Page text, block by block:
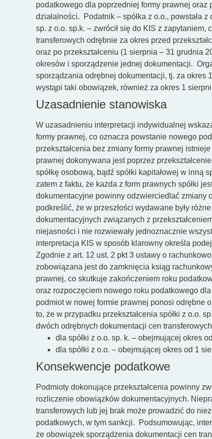
podatkowego dla poprzedniej formy prawnej
działalności.
Podatnik – spółka z o.o., powstała
sp. z o.o. sp.k. – zwrócił się do KIS z
transferowych odrębnie za okres przed
oraz po przekształceniu (1 sierpnia – 31 grudnia
okresów i sporządzenie jednej dokumentacji.
sporządzania odrębnej dokumentacji, tj. za okres
wystąpi taki obowiązek, również za okres 1
Uzasadnienie stanowiska
W uzasadnieniu interpretacji indywidualnej
formy prawnej, co oznacza powstanie nowego
przekształcenia bez zmiany formy prawnej
prawnej dokonywana jest poprzez
spółkę osobową, bądź spółki kapitałowej w inną
zatem z faktu, że każda z form prawnych spółki
dokumentacyjne powinny odzwierciedlać zmiany
podkreślić, że w przeszłości wydawane były
dokumentacyjnych związanych z
niejasności i nie rozwiewały jednoznacznie
interpretacja KIS w sposób klarowny określa
Zgodnie z art. 12 ust. 2 pkt 3 ustawy o
zobowiązana jest do zamknięcia ksiąg
prawnej, co skutkuje zakończeniem roku
oraz rozpoczęciem nowego roku podatkowego
podmiot w nowej formie prawnej ponosi odrębne
to, że w przypadku przekształcenia spółki z o.o.
dwóch odrębnych dokumentacji cen
dla spółki z o.o. sp. k. – obejmującej okres
dla spółki z o.o. – obejmującej okres od 1
Konsekwencje podatkowe
Podmioty dokonujące przekształcenia powinny
rozliczenie obowiązków dokumentacyjnych.
transferowych lub jej brak może prowadzić do
podatkowych, w tym sankcji.
Podsumowując,
że obowiązek sporządzenia dokumentacji cen